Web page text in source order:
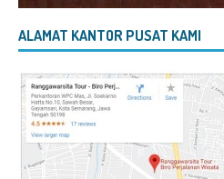
ALAMAT KANTOR PUSAT KAMI